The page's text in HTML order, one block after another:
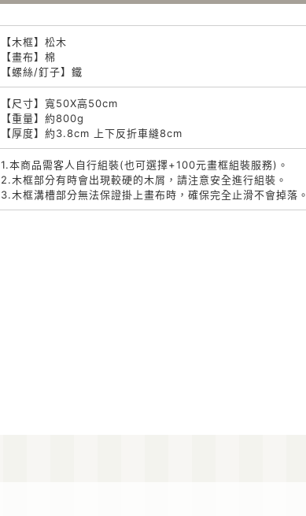
【木框】松木
【畫布】棉
【螺絲/釘子】鐵
【尺寸】寬50X高50cm
【重量】約800g
【厚度】約3.8cm 上下反折車縫8cm
1.本商品需客人自行組裝(也可選擇+100元畫框組裝服務)。
2.木框部分有時會出現較硬的木屑，請注意安全進行組裝。
3.木框溝槽部分無法保證掛上畫布時，確保完全止滑不會掉落。